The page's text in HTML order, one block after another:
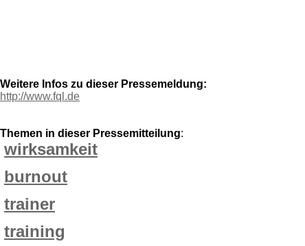
Weitere Infos zu dieser Pressemeldung:
http://www.fql.de
Themen in dieser Pressemitteilung:
wirksamkeit
burnout
trainer
training